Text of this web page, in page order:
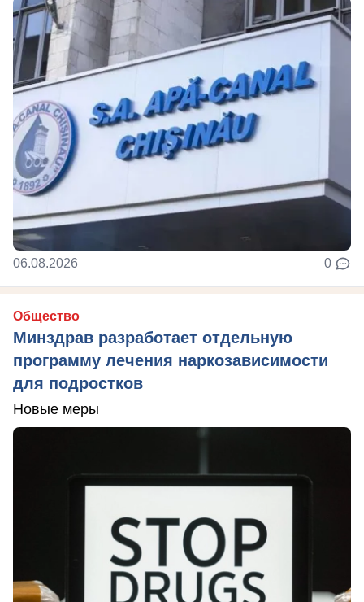
06.08.2026 0
Общество
Минздрав разработает отдельную
программу лечения наркозависимости
для подростков
Новые меры